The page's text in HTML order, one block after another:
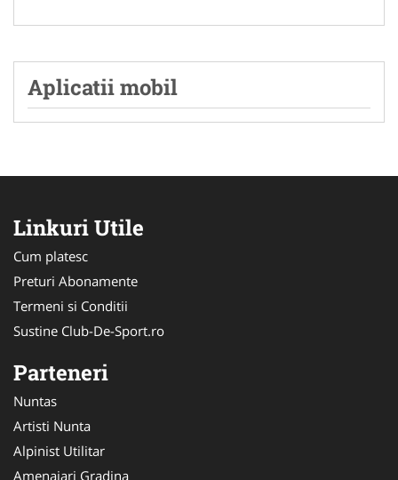
Aplicatii mobil
Linkuri Utile
Cum platesc
Preturi Abonamente
Termeni si Conditii
Sustine Club-De-Sport.ro
Parteneri
Nuntas
Artisti Nunta
Alpinist Utilitar
Amenajari Gradina